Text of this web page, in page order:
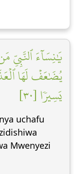
يَٰنِسَآءَ
يُضَٰعَفۡ لَهَا
يَسِيرٗا [٣٠]
uchafu
Mwenyezi